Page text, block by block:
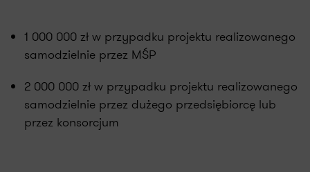
1 000 000 zł w przypadku projektu realizowanego
samodzielnie przez MŚP
2 000 000 zł w przypadku projektu realizowanego
samodzielnie przez dużego przedsiębiorcę lub
przez konsorcjum